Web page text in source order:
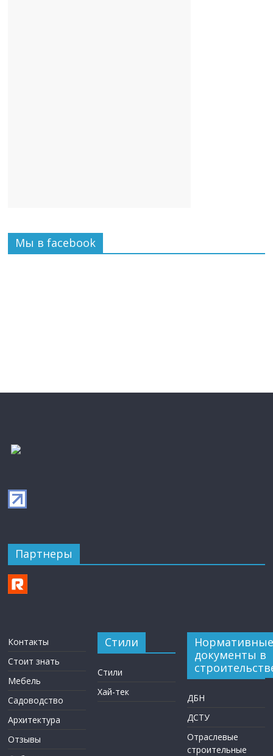
Мы в facebook
Партнеры
Контакты
Стоит знать
Мебель
Садоводство
Архитектура
Отзывы
Стили
Стили
Хай-тек
Нормативные
документы в
ДБН
ДСТУ
Отраслевые
строительные